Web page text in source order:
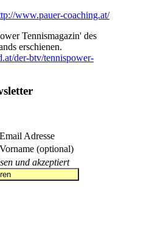
www.pauer-coaching.at/
Tennismagazin' des
erschienen.
der-btv/tennispower-
Email Adresse
Vorname (optional)
und akzeptiert